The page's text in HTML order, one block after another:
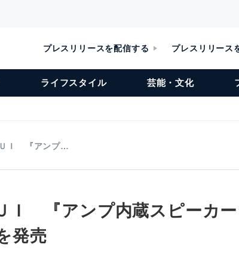
プレスリリースを配信する プレスリリース
ライフスタイル 芸能・文化
ＵＩ 『アンプ…
Ｉ 『アンプ内蔵スピーカ
発売